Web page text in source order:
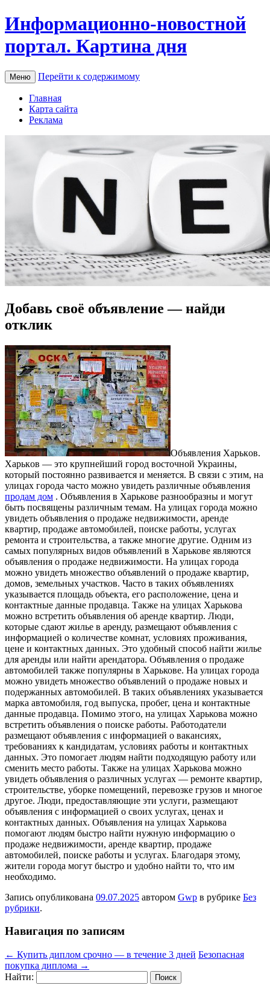
Информационно-новостной
портал. Картина дня
Меню Перейти к содержимому
Главная
Карта сайта
Реклама
Добавь своё объявление — найди
отклик
Oбъявлeния Xaрькoв.
Xaрькoв — это крупнейший город восточной Украины,
который постоянно развивается и меняется. В связи с этим, на
улицах города часто можно увидеть различные объявления
продам дом . Объявления в Харькове разнообразны и могут
быть посвящены различным темам. На улицах города можно
увидеть объявления о продаже недвижимости, аренде
квартир, продаже автомобилей, поиске работы, услугах
ремонта и строительства, а также многие другие. Одним из
самых популярных видов объявлений в Харькове являются
объявления о продаже недвижимости. На улицах города
можно увидеть множество объявлений о продаже квартир,
домов, земельных участков. Часто в таких объявлениях
указывается площадь объекта, его расположение, цена и
контактные данные продавца. Также на улицах Харькова
можно встретить объявления об аренде квартир. Люди,
которые сдают жилье в аренду, размещают объявления с
информацией о количестве комнат, условиях проживания,
цене и контактных данных. Это удобный способ найти жилье
для аренды или найти арендатора. Объявления о продаже
автомобилей также популярны в Харькове. На улицах города
можно увидеть множество объявлений о продаже новых и
подержанных автомобилей. В таких объявлениях указывается
марка автомобиля, год выпуска, пробег, цена и контактные
данные продавца. Помимо этого, на улицах Харькова можно
встретить объявления о поиске работы. Работодатели
размещают объявления с информацией о вакансиях,
требованиях к кандидатам, условиях работы и контактных
данных. Это помогает людям найти подходящую работу или
сменить место работы. Также на улицах Харькова можно
увидеть объявления о различных услугах — ремонте квартир,
строительстве, уборке помещений, перевозке грузов и многое
другое. Люди, предоставляющие эти услуги, размещают
объявления с информацией о своих услугах, ценах и
контактных данных. Объявления на улицах Харькова
помогают людям быстро найти нужную информацию о
продаже недвижимости, аренде квартир, продаже
автомобилей, поиске работы и услугах. Благодаря этому,
жители города могут быстро и удобно найти то, что им
необходимо.
Запись опубликована 09.07.2025 автором Gwp в рубрике Без
рубрики.
Навигация по записям
← Купить диплом срочно — в течение 3 дней Безопасная
покупка диплома →
Найти: